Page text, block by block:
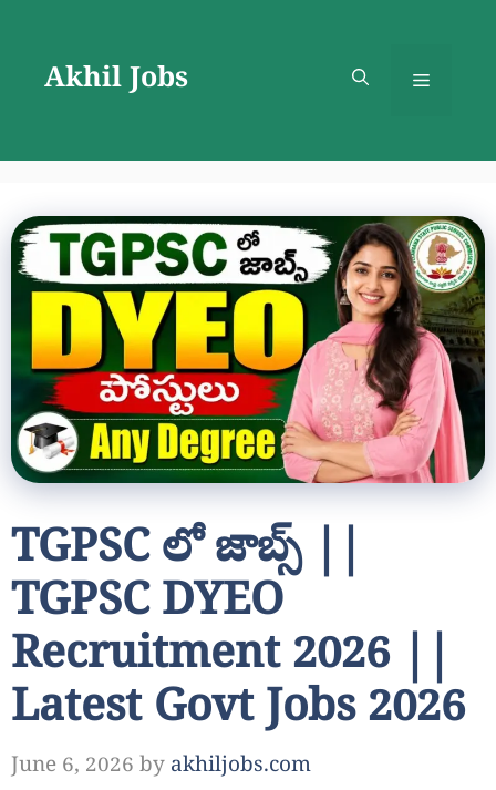
contentAkhil Jobs Menu
TGPSC లో జాబ్స్ ||
TGPSC DYEO
Recruitment 2026 ||
Latest Govt Jobs 2026
June 6, 2026 by akhiljobs.com